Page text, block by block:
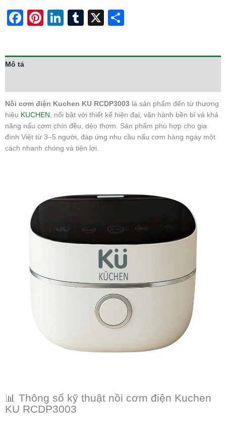
Facebook
Pinterest
LinkedIn
Tumblr
X
Mô tả
Nồi cơm điện Kuchen KU RCDP3003 là sản phẩm đến từ thương
hiệu KUCHEN , nổi bật với thiết kế hiện đại, vận hành bền bỉ và khả
năng nấu cơm chín đều, dẻo thơm. Sản phẩm phù hợp cho gia
đình Việt từ 3–5 người, đáp ứng nhu cầu nấu cơm hàng ngày một
cách nhanh chóng và tiện lợi.
📊 Thông số kỹ thuật nồi cơm điện Kuchen
KU RCDP3003